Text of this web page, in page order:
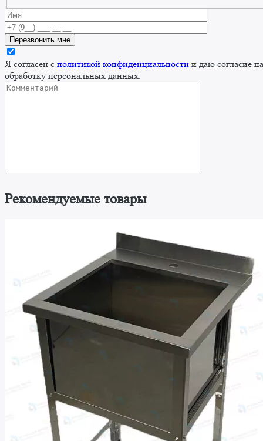
Я согласен с политикой конфиденциальности и даю согласие на
обработку персональных данных.
Рекомендуемые товары